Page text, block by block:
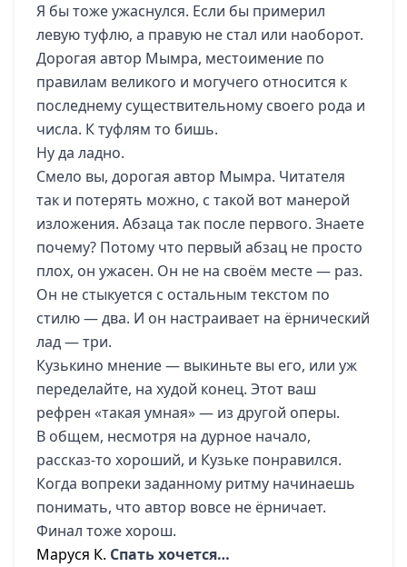
Я бы тоже ужаснулся. Если бы примерил
левую туфлю, а правую не стал или наоборот.
Дорогая автор Мымра, местоимение по
правилам великого и могучего относится к
последнему существительному своего рода и
числа. К туфлям то бишь.
Ну да ладно.
Смело вы, дорогая автор Мымра. Читателя
так и потерять можно, с такой вот манерой
изложения. Абзаца так после первого. Знаете
почему? Потому что первый абзац не просто
плох, он ужасен. Он не на своём месте — раз.
Он не стыкуется с остальным текстом по
стилю — два. И он настраивает на ёрнический
лад — три.
Кузькино мнение — выкиньте вы его, или уж
переделайте, на худой конец. Этот ваш
рефрен «такая умная» — из другой оперы.
В общем, несмотря на дурное начало,
рассказ-то хороший, и Кузьке понравился.
Когда вопреки заданному ритму начинаешь
понимать, что автор вовсе не ёрничает.
Финал тоже хорош.
Маруся К. Спать хочется…